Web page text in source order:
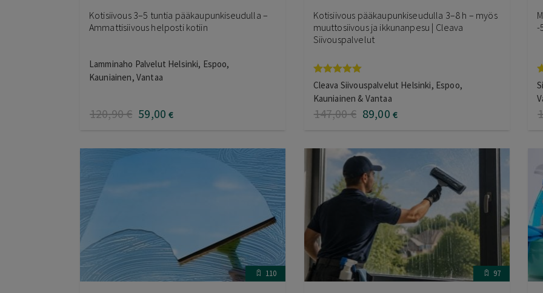
Kotisiivous 3–5 tuntia pääkaupunkiseudulla –
Ammattisiivous helposti kotiin
Lamminaho Palvelut Helsinki, Espoo,
Kauniainen, Vantaa
120,90€ 59,00 €
Kotisiivous pääkaupunkiseudulla 3–8 h – myös
muuttosiivous ja ikkunanpesu | Cleava
Siivouspalvelut
Arvostelu
tuotteesta:
5.00/ 5
Cleava Siivouspalvelut Helsinki, Espoo,
Kauniainen & Vantaa
147,00€ 89,00 €
-
110 97